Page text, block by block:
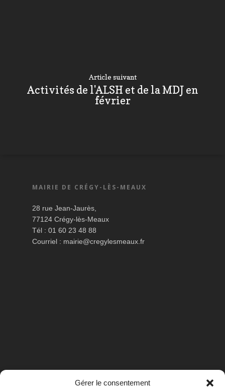
Gérer le consentement
Article suivant
Activités de l'ALSH et de la MDJ en
février
MAIRIE DE CRÉGY-LÈS-MEAUX
28 rue Jean-Jaurès,
77124 Crégy-lès-Meaux
Tél : 01 60 23 48 88
Courriel : mairie@cregylesmeaux.fr